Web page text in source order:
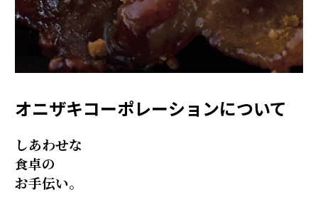
オニザキコーポレーションについて
しあわせな
食卓の
お手伝い。